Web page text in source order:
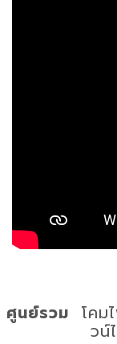
ศูนย์รวม โคม
วน์